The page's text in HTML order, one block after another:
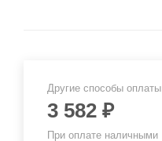
Другие способы оплаты
3 582 ₽
При оплате наличными